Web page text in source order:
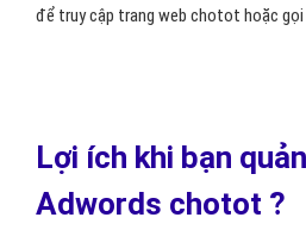
để truy cập trang web chotot hoặc gọi
Lợi ích khi bạn
Adwords chotot ?